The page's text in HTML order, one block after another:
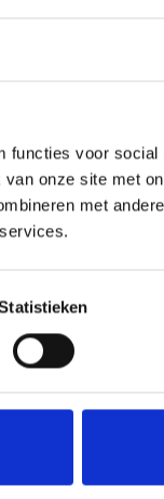
voor social
onze site met
met 16 cm,